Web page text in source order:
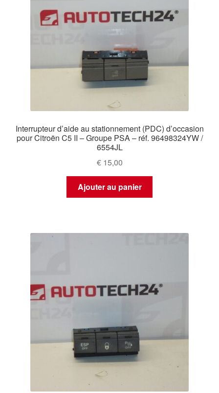
Interrupteur d’aide au stationnement (PDC) d’occasion
pour Citroën C5 II – Groupe PSA – réf. 96498324YW /
6554JL
€15,00
Ajouter au panier